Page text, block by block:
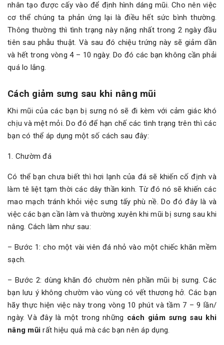
nhân tạo được cấy vào để định hình dáng mũi. Cho nên việc
cơ thể chúng ta phản ứng lại là điều hết sức bình thường.
Thông thường thì tình trạng này nặng nhất trong 2 ngày đầu
tiên sau phẫu thuật. Và sau đó chiệu trứng này sẽ giảm dần
và hết trong vòng 4 – 10 ngày. Do đó các bạn không cần phải
quá lo lắng.
Cách giảm sưng sau khi nâng mũi
Khi mũi của các bạn bị sưng nó sẽ đi kèm với cảm giác khó
chịu và mệt mỏi. Do đó để hạn chế các tình trạng trên thì các
bạn có thể áp dụng một số cách sau đây:
1. Chườm đá
Có thể bạn chưa biết thì hơi lạnh của đá sẽ khiến cố định và
làm tê liệt tạm thời các dây thần kinh. Từ đó nó sẽ khiến các
mao mạch tránh khỏi việc sưng tấy phù nề. Do đó đây là và
việc các bạn cần làm và thường xuyên khi mũi bị sưng sau khi
nâng. Cách làm như sau:
– Bước 1: cho một vài viên đá nhỏ vào một chiếc khăn mềm
sạch.
– Bước 2: dùng khăn đó chườm nên phần mũi bị sưng. Các
bạn lưu ý không chườm vào vùng có vết thương hở. Các bạn
hãy thực hiện việc này trong vòng 10 phút và tầm 7 – 9 lần/
ngày. Và đây là một trong những cách giảm sưng sau khi
nâng mũi rất hiệu quả mà các bạn nên áp dụng.